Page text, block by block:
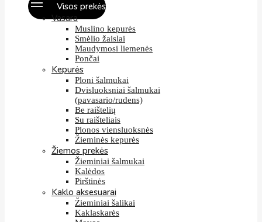
Visos prekės
Vasara
Muslino kepurės
Smėlio žaislai
Maudymosi liemenės
Pončai
Kepurės
Ploni šalmukai
Dvisluoksniai šalmukai
(pavasario/rudens)
Be raištelių
Su raišteliais
Plonos viensluoksnės
Žieminės kepurės
Žiemos prekės
Žieminiai šalmukai
Kalėdos
Pirštinės
Kaklo aksesuarai
Žieminiai šalikai
Kaklaskarės